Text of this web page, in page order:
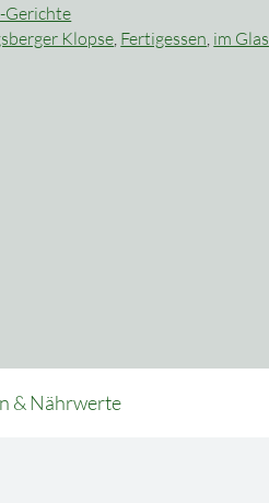
im
Glas
Gerichte
Klopse Fertigessen im Glas
& Nährwerte